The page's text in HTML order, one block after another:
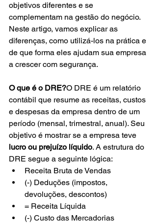
objetivos diferentes e se
complementam na gestão do negócio.
Neste artigo, vamos explicar as
diferenças, como utilizá-los na prática e
de que forma eles ajudam sua empresa
a crescer com segurança.
O que é o DRE?O DRE é um relatório
contábil que resume as receitas, custos
e despesas da empresa dentro de um
período (mensal, trimestral, anual). Seu
objetivo é mostrar se a empresa teve
lucro ou prejuízo líquido. A estrutura do
DRE segue a seguinte lógica:
Receita Bruta de Vendas
(-) Deduções (impostos,
devoluções, descontos)
= Receita Líquida
(-) Custo das Mercadorias